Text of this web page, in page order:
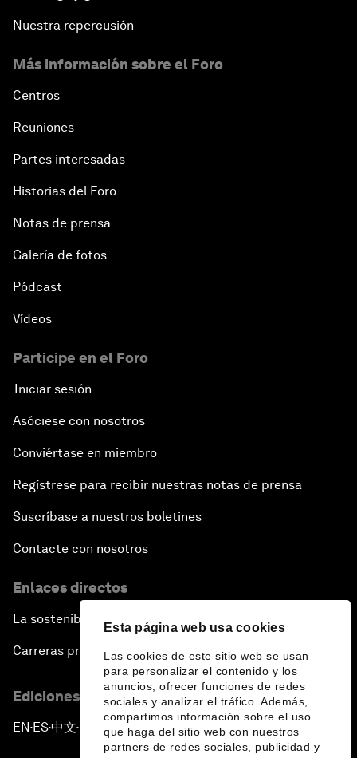
Esta página web usa cookies
Las cookies de este sitio web se usan
para personalizar el contenido y los
anuncios, ofrecer funciones de redes
sociales y analizar el tráfico. Además,
compartimos información sobre el uso
que haga del sitio web con nuestros
partners de redes sociales, publicidad y
Nuestra repercusión
Más información sobre el Foro
Centros
Reuniones
Partes interesadas
Historias del Foro
Notas de prensa
Galería de fotos
Pódcast
Vídeos
Participe en el Foro
Iniciar sesión
Asóciese con nosotros
Conviértase en miembro
Regístrese para recibir nuestras notas de prensa
Suscríbase a nuestros boletines
Contacte con nosotros
Enlaces directos
La sostenibilidad en el Foro
Carreras profesionales
Ediciones en otros idiomas
EN ▪ES▪中文▪ 日本語